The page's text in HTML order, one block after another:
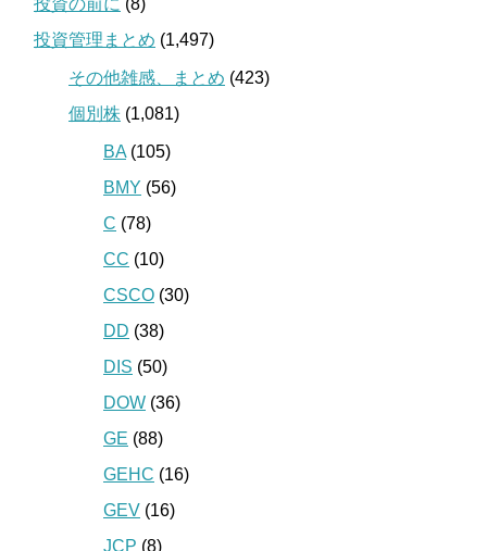
投資の前に (8)
投資管理まとめ (1,497)
その他雑感、まとめ (423)
個別株 (1,081)
BA (105)
BMY (56)
C (78)
CC (10)
CSCO (30)
DD (38)
DIS (50)
DOW (36)
GE (88)
GEHC (16)
GEV (16)
JCP (8)